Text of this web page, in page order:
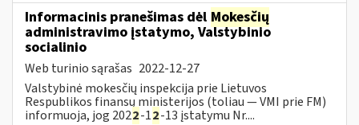
Informacinis pranešimas dėl Mokesčių
administravimo įstatymo, Valstybinio
socialinio
Web turinio sąrašas 2022-12-27
Valstybinė mokesčių inspekcija prie Lietuvos
Respublikos finansų ministerijos (toliau — VMI prie FM)
informuoja, jog 2022-12-13 įstatymu Nr....